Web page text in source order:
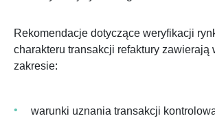
Rekomendacje dotyczące weryfikacji
charakteru transakcji refaktury zawierają
zakresie:
warunki uznania transakcji